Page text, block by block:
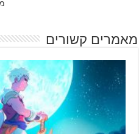
מאמרים קשורים